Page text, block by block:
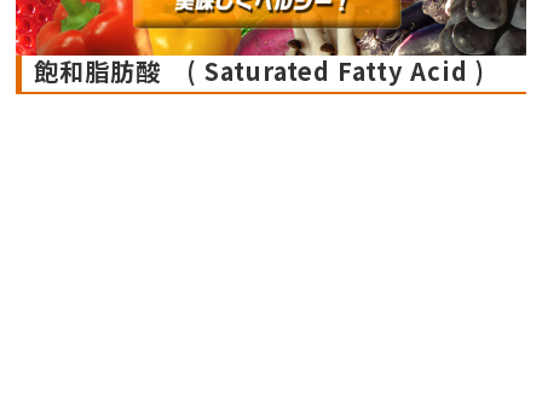
飽和脂肪酸 ( Saturated Fatty Acid )